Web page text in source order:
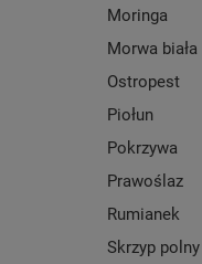
Moringa
Morwa biała
Ostropest
Piołun
Pokrzywa
Prawoślaz
Rumianek
Skrzyp polny